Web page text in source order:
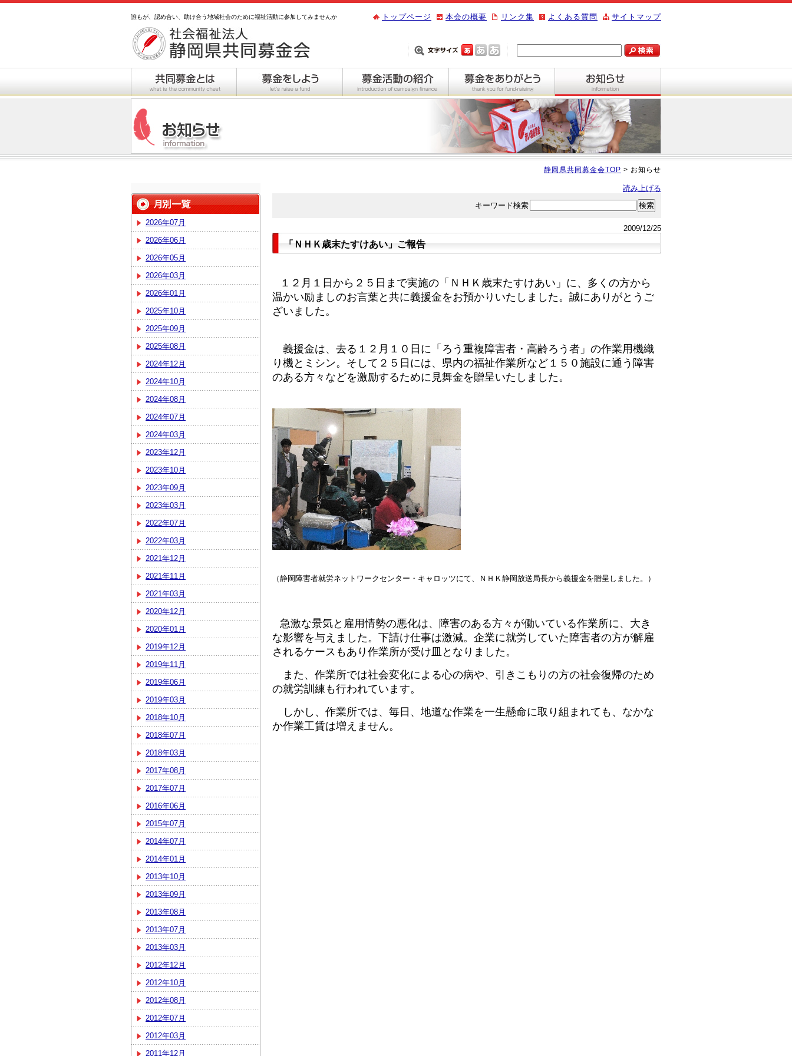
誰もが、認め合い、助け合う地域社会のために福祉活動に参加してみませんか サイトマップ
よくある質問
リンク集
本会の概要
トップページ
静岡県共同募金会TOP > お知らせ
読み上げる
2026年07月
2026年06月
2026年05月
2026年03月
2026年01月
2025年10月
2025年09月
2025年08月
2024年12月
2024年10月
2024年08月
2024年07月
2024年03月
2023年12月
2023年10月
2023年09月
2023年03月
2022年07月
2022年03月
2021年12月
2021年11月
2021年03月
2020年12月
2020年01月
2019年12月
2019年11月
2019年06月
2019年03月
2018年10月
2018年07月
2018年03月
2017年08月
2017年07月
2016年06月
2015年07月
2014年07月
2014年01月
2013年10月
2013年09月
2013年08月
2013年07月
2013年03月
2012年12月
2012年10月
2012年08月
2012年07月
2012年03月
2011年12月
キーワード検索
2009/12/25
「ＮＨＫ歳末たすけあい」ご報告
１２月１日から２５日まで実施の「ＮＨＫ歳末たすけあい」に、多くの方から
温かい励ましのお言葉と共に義援金をお預かりいたしました。誠にありがとうご
ざいました。
義援金は、去る１２月１０日に「ろう重複障害者・高齢ろう者」の作業用機織
り機とミシン。そして２５日には、県内の福祉作業所など１５０施設に通う障害
のある方々などを激励するために見舞金を贈呈いたしました。
（静岡障害者就労ネットワークセンター・キャロッツにて、ＮＨＫ静岡放送局長から義援金を贈呈しました。）
急激な景気と雇用情勢の悪化は、障害のある方々が働いている作業所に、大き
な影響を与えました。下請け仕事は激減。企業に就労していた障害者の方が解雇
されるケースもあり作業所が受け皿となりました。
また、作業所では社会変化による心の病や、引きこもりの方の社会復帰のため
の就労訓練も行われています。
しかし、作業所では、毎日、地道な作業を一生懸命に取り組まれても、なかな
か作業工賃は増えません。